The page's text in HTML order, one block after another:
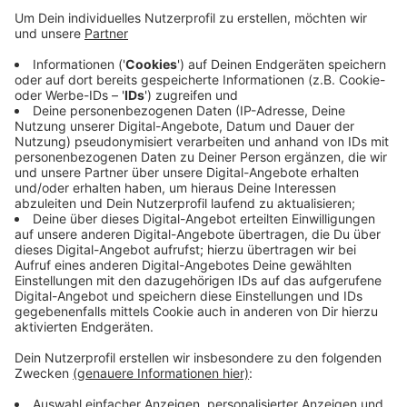
Der BSC reiste eigentlich als Favorit zum Aufsteiger
aus Homberg. In den letzten fünf Ligaspielen hatten
die Rheinlöwen keinmal verloren.
Durch die Niederlage rutschen die Bonner jetzt auf
Tabellenplatz 7.
Nächsten Sonntag muss die Elf von Trainer Nehrbauer
dann gegen die U23 vom 1.FC Köln antreteten. Anstoß
im Sportpark Nord ist um 14 Uhr.
Anzeige